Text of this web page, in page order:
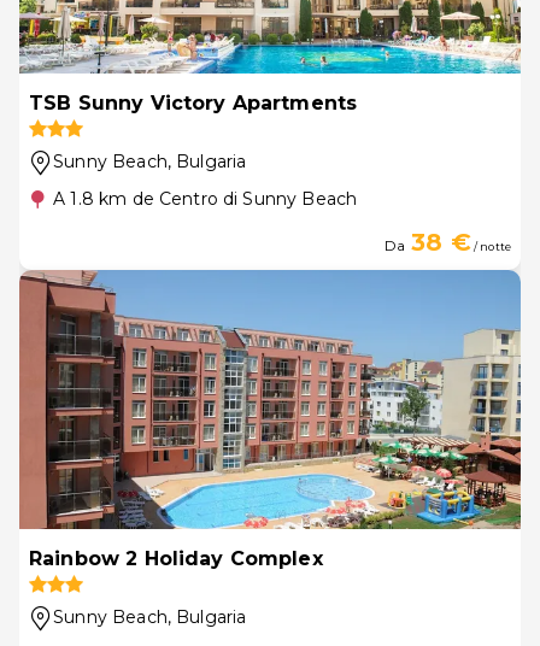
TSB Sunny Victory Apartments
Sunny Beach, Bulgaria
A 1.8 km de Centro di Sunny Beach
Da 38 €/ notte
Rainbow 2 Holiday Complex
Sunny Beach, Bulgaria